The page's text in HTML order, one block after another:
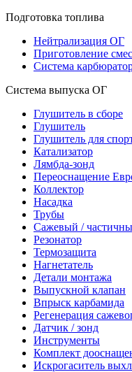
Подготовка топлива
Нейтрализация ОГ
Приготовление
Система
Система выпуска ОГ
Глушитель в сборе
Глушитель
Глушитель для
Катализатор
Лямбда-зонд
Переоснащение
Коллектор
Насадка
Трубы
Сажевый /
Резонатор
Термозащита
Нагнетатель
Детали монтажа
Выпускной клапан
Впрыск карбамида
Регенерация
Датчик / зонд
Инструменты
Комплект
Искрогаситель